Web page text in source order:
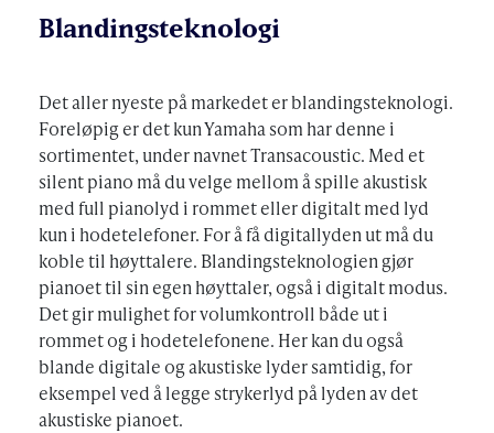
Blandingsteknologi
Det aller nyeste på markedet er blandingsteknologi.
Foreløpig er det kun Yamaha som har denne i
sortimentet, under navnet Transacoustic. Med et
silent piano må du velge mellom å spille akustisk
med full pianolyd i rommet eller digitalt med lyd
kun i hodetelefoner. For å få digitallyden ut må du
koble til høyttalere. Blandingsteknologien gjør
pianoet til sin egen høyttaler, også i digitalt modus.
Det gir mulighet for volumkontroll både ut i
rommet og i hodetelefonene. Her kan du også
blande digitale og akustiske lyder samtidig, for
eksempel ved å legge strykerlyd på lyden av det
akustiske pianoet.